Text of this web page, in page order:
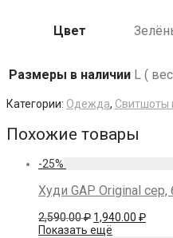
Цвет
Размеры в наличии L (
Категории: Одежда, Свитшоты
Похожие товары
-25%
Худи GAP Original сер,
2,590.00₽
цена
1,940.00 ₽
Показать ещё